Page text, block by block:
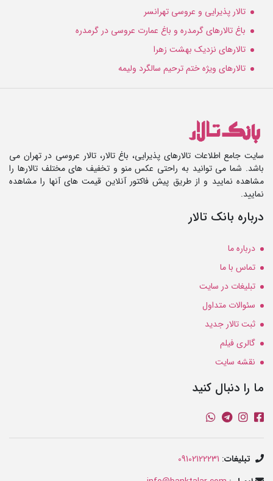
تالار پذیرایی و عروسی تهرانسر
باغ تالارهای گرمدره و باغ عمارت عروسی در گرمدره
تالارهای نزدیک بهشت زهرا
تالارهای ویژه ختم ترحیم سالگرد ولیمه
سایت جامع اطلاعات تالارهای پذیرایی، باغ تالار، تالار عروسی در تهران می
باشد. شما می توانید به راحتی عکس منو و تخفیف های مختلف تالارها را
مشاهده نمایید و از طریق پیش فاکتور آنلاین قیمت های آنها را مشاهده
نمایید.
درباره بانک تالار
درباره ما
تماس با ما
تبلیغات در سایت
سئوالات متداول
ثبت تالار جدید
گالری فیلم
نقشه سایت
ما را دنبال کنید
تبلیغات:
09102122231